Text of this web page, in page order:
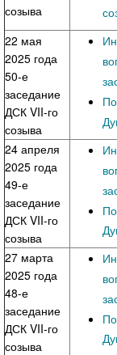
созыва
22 мая
2025 года
50-е
заседание
ДСК VII-го
созыва
24 апреля
2025 года
49-е
заседание
ДСК VII-го
созыва
27 марта
2025 года
48-е
заседание
ДСК VII-го
созыва